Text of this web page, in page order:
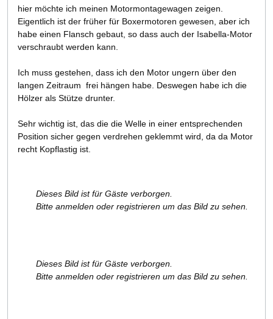
hier möchte ich meinen Motormontagewagen zeigen.
Eigentlich ist der früher für Boxermotoren gewesen, aber ich
habe einen Flansch gebaut, so dass auch der Isabella-Motor
verschraubt werden kann.
Ich muss gestehen, dass ich den Motor ungern über den
langen Zeitraum frei hängen habe. Deswegen habe ich die
Hölzer als Stütze drunter.
Sehr wichtig ist, das die die Welle in einer entsprechenden
Position sicher gegen verdrehen geklemmt wird, da da Motor
recht Kopflastig ist.
Dieses Bild ist für Gäste verborgen.
Bitte anmelden oder registrieren um das Bild zu sehen.
Dieses Bild ist für Gäste verborgen.
Bitte anmelden oder registrieren um das Bild zu sehen.